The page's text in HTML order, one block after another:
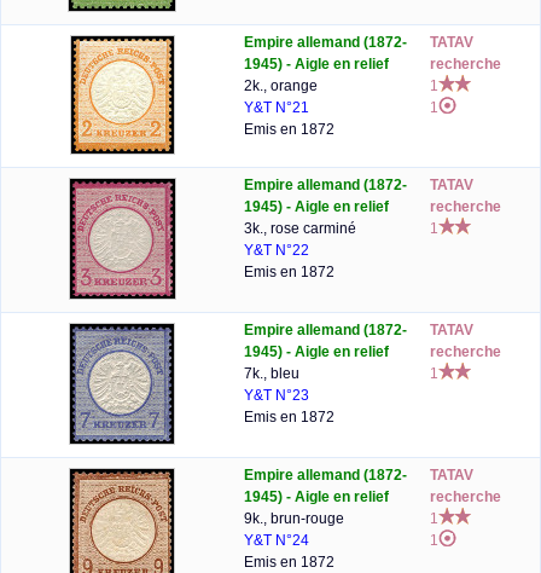
Empire allemand (1872-
1945) - Aigle en relief
2k., orange
Y&T N°21
Emis en 1872
TATAV
recherche
1
1
Empire allemand (1872-
1945) - Aigle en relief
3k., rose carminé
Y&T N°22
Emis en 1872
TATAV
recherche
1
Empire allemand (1872-
1945) - Aigle en relief
7k., bleu
Y&T N°23
Emis en 1872
TATAV
recherche
1
Empire allemand (1872-
1945) - Aigle en relief
9k., brun-rouge
Y&T N°24
Emis en 1872
TATAV
recherche
1
1